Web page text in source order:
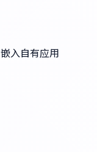
入自有应用